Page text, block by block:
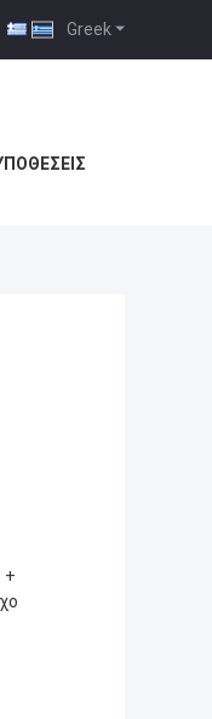
Greek
+